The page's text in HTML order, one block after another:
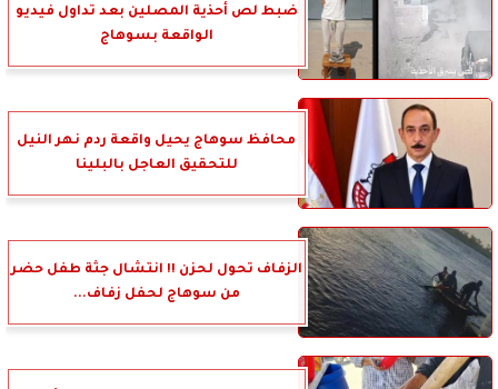
ضبط لص أحذية المصلين بعد تداول فيديو
الواقعة بسوهاج
محافظ سوهاج يحيل واقعة ردم نهر النيل
للتحقيق العاجل بالبلينا
الزفاف تحول لحزن !! انتشال جثة طفل حضر
من سوهاج لحفل زفاف...